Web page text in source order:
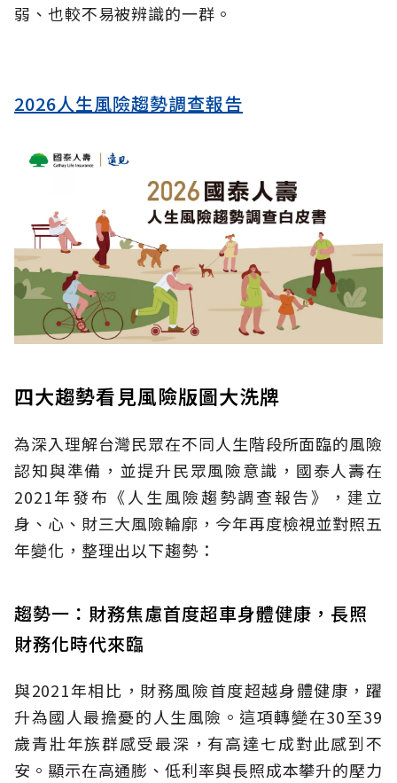
弱、也較不易被辨識的一群。
2026人生風險趨勢調查報告
四大趨勢看見風險版圖大洗牌
為深入理解台灣民眾在不同人生階段所面臨的風險
認知與準備，並提升民眾風險意識，國泰人壽在
2021年發布《人生風險趨勢調查報告》，建立
身、心、財三大風險輪廓，今年再度檢視並對照五
年變化，整理出以下趨勢：
趨勢一：財務焦慮首度超車身體健康，長照
財務化時代來臨
與2021年相比，財務風險首度超越身體健康，躍
升為國人最擔憂的人生風險。這項轉變在30至39
歲青壯年族群感受最深，有高達七成對此感到不
安。顯示在高通膨、低利率與長照成本攀升的壓力